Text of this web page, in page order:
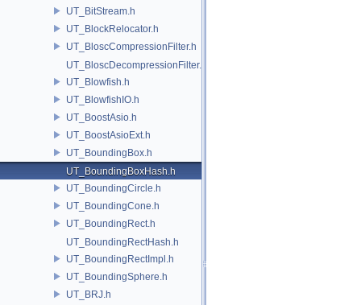
UT_BitStream.h
UT_BlockRelocator.h
UT_BloscCompressionFilter.h
UT_BloscDecompressionFilter.h
UT_Blowfish.h
UT_BlowfishIO.h
UT_BoostAsio.h
UT_BoostAsioExt.h
UT_BoundingBox.h
UT_BoundingBoxHash.h
UT_BoundingCircle.h
UT_BoundingCone.h
UT_BoundingRect.h
UT_BoundingRectHash.h
UT_BoundingRectImpl.h
UT_BoundingSphere.h
UT_BRJ.h